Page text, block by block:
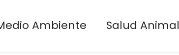
Ambiente Salud Animal